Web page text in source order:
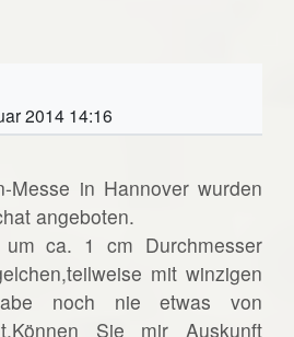
2014 14:16
Messe in Hannover wurden
angeboten.
ca. 1 cm Durchmesser
mit winzigen
noch nie etwas von
Sie mir Auskunft